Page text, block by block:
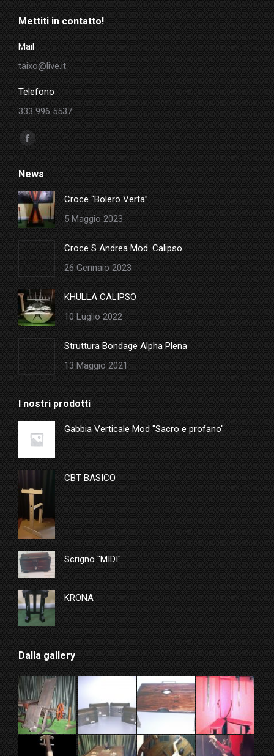
Mettiti in contatto!
Mail
taixo@live.it
Telefono
333 996 5537
Ci puoi trovare su:
Facebook
page
opens
in
new
window
News
Croce “Bolero Verta”
5 Maggio 2023
Croce S Andrea Mod. Calipso
26 Gennaio 2023
KHULLA CALIPSO
10 Luglio 2022
Struttura Bondage Alpha Plena
13 Maggio 2021
I nostri prodotti
Gabbia Verticale Mod "Sacro e profano"
CBT BASICO
Scrigno "MIDI"
KRONA
Dalla gallery